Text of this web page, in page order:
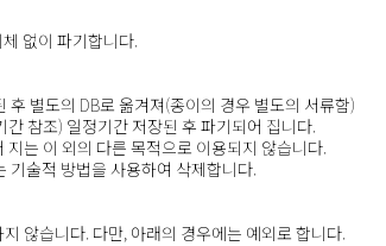
없이 파기합니다.
별도의 DB로 옮겨져(종이의 경우 별도의 서류함)
참조) 일정기간 저장된 후 파기되어 집니다.
는 이 외의 다른 목적으로 이용되지 않습니다.
기술적 방법을 사용하여 삭제합니다.
않습니다. 다만, 아래의 경우에는 예외로 합니다.